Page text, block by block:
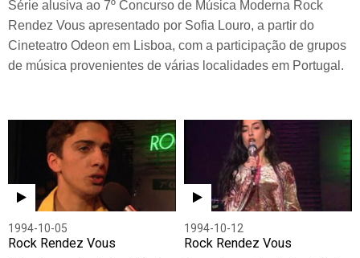
Série alusiva ao 7º Concurso de Música Moderna Rock
Rendez Vous apresentado por Sofia Louro, a partir do
Cineteatro Odeon em Lisboa, com a participação de grupos
de música provenientes de várias localidades em Portugal.
1994-10-05
Rock Rendez Vous
1994-10-12
Rock Rendez Vous